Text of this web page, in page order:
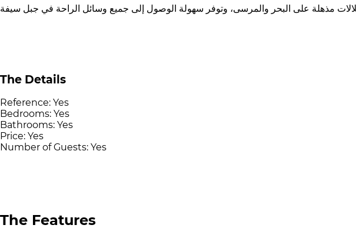
The Details
Reference: Yes
Bedrooms: Yes
Bathrooms: Yes
Price: Yes
Number of Guests: Yes
The Features